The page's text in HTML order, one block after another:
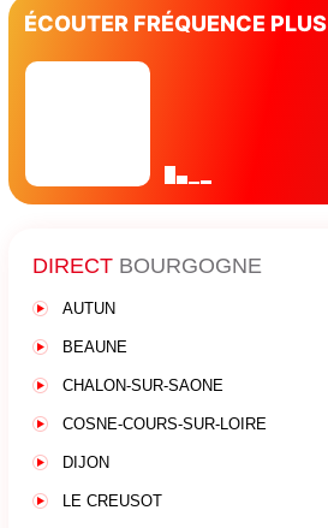
ÉCOUTER FRÉQUENCE PLUS
DIRECT BOURGOGNE
AUTUN
BEAUNE
CHALON-SUR-SAONE
COSNE-COURS-SUR-LOIRE
DIJON
LE CREUSOT